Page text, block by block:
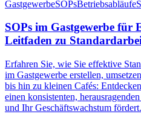
GastgewerbeSOPsBetriebsabläufe
SOPs im Gastgewerbe für
Leitfaden zu
Erfahren Sie, wie Sie effektive
im Gastgewerbe erstellen,
bis hin zu kleinen Cafés:
einen konsistenten,
und Ihr Geschäftswachstum fördert.